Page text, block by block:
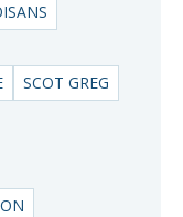
SCOT GREG